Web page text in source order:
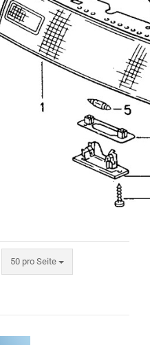
50 pro Seite
pro Seite